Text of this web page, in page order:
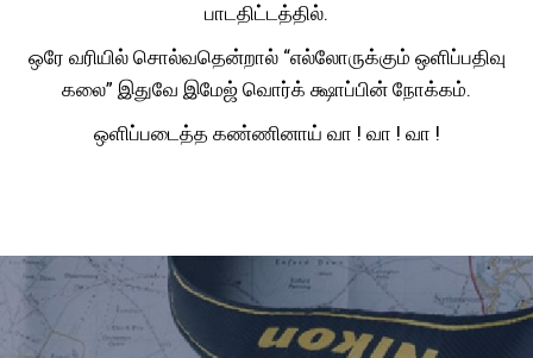
பாடதிட்டத்தில்.
ஒரே வரியில் சொல்வதென்றால் “எல்லோருக்கும் ஒளிப்பதிவு
கலை” இதுவே இமேஜ் வொர்க் க்ஷாப்பின் நோக்கம்.
ஒளிப்படைத்த கண்ணினாய் வா ! வா ! வா !